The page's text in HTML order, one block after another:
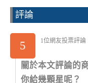
評論
5 1位網友投票評論
關於本文評論的
你給幾顆星呢？